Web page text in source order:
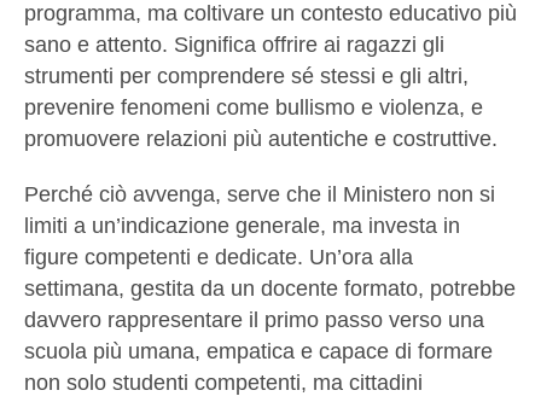
programma, ma coltivare un contesto educativo più
sano e attento. Significa offrire ai ragazzi gli
strumenti per comprendere sé stessi e gli altri,
prevenire fenomeni come bullismo e violenza, e
promuovere relazioni più autentiche e costruttive.
Perché ciò avvenga, serve che il Ministero non si
limiti a un’indicazione generale, ma investa in
figure competenti e dedicate. Un’ora alla
settimana, gestita da un docente formato, potrebbe
davvero rappresentare il primo passo verso una
scuola più umana, empatica e capace di formare
non solo studenti competenti, ma cittadini